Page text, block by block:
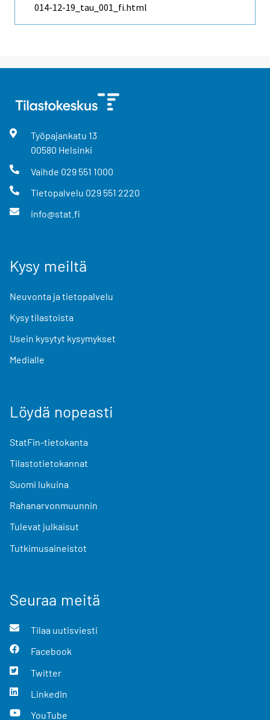
014-12-19_tau_001_fi.html
Työpajankatu 13
00580 Helsinki
Vaihde 029 551 1000
Tietopalvelu 029 551 2220
info@stat.fi
Kysy meiltä
Neuvonta ja tietopalvelu
Kysy tilastoista
Usein kysytyt kysymykset
Medialle
Löydä nopeasti
StatFin-tietokanta
Tilastotietokannat
Suomi lukuina
Rahanarvonmuunnin
Tulevat julkaisut
Tutkimusaineistot
Seuraa meitä
Tilaa uutisviesti
Facebook
Twitter
LinkedIn
YouTube